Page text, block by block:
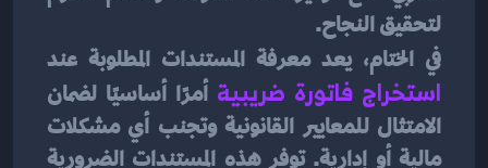
لتحقيق النجاح.
في الختام، يعد معرفة المستندات المطلوبة عند
استخراج فاتورة ضريبية